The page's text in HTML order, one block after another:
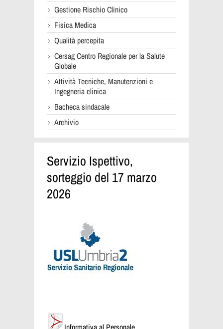
Gestione Rischio Clinico
Fisica Medica
Qualità percepita
Cersag Centro Regionale per la Salute
Globale
Attività Tecniche, Manutenzioni e
Ingegneria clinica
Bacheca sindacale
Archivio
Servizio Ispettivo,
sorteggio del 17 marzo
2026